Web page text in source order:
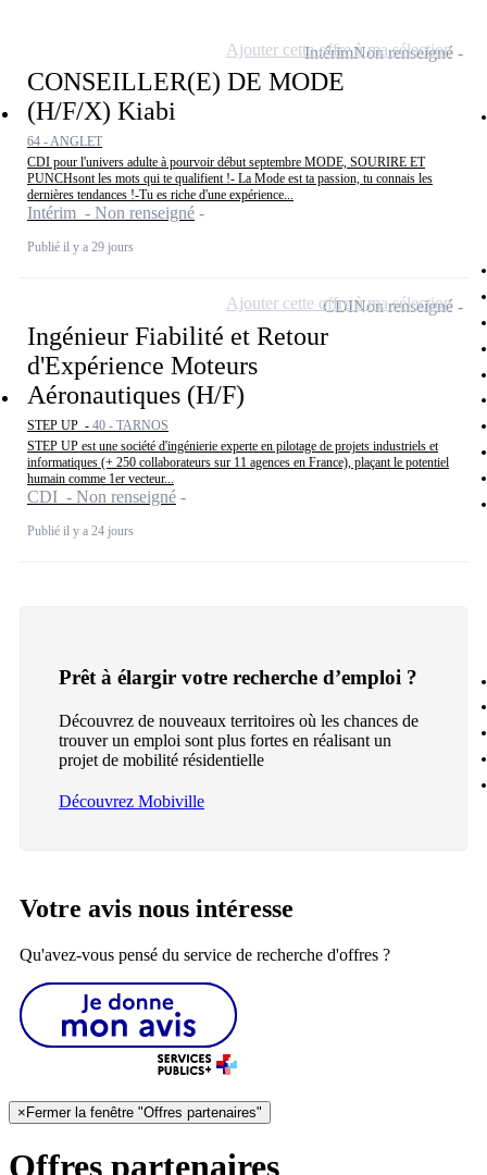
CONSEILLER(E) DE MODE
(H/F/X) Kiabi
64 - ANGLET
CDI pour l'univers adulte à pourvoir début septembre MODE, SOURIRE ET
PUNCHsont les mots qui te qualifient !- La Mode est ta passion, tu connais les
dernières tendances !-Tu es riche d'une expérience...
Intérim - Non renseigné
Publié il y a 29 jours
IntérimNon renseigné
Ajouter cette offre à ma sélection
Ingénieur Fiabilité et Retour
d'Expérience Moteurs
Aéronautiques (H/F)
STEP UP - 40 - TARNOS
STEP UP est une société d'ingénierie experte en pilotage de projets industriels et
informatiques (+ 250 collaborateurs sur 11 agences en France), plaçant le potentiel
humain comme 1er vecteur...
CDI - Non renseigné
Publié il y a 24 jours
CDINon renseigné
Ajouter cette offre à ma sélection
Prêt à élargir votre recherche d’emploi ?
Découvrez de nouveaux territoires où les chances de
trouver un emploi sont plus fortes en réalisant un
projet de mobilité résidentielle
Découvrez Mobiville
Votre avis nous intéresse
Qu'avez-vous pensé du service de recherche d'offres ?
× Fermer la fenêtre "Offres partenaires"
Offres partenaires